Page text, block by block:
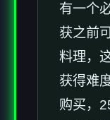
有一个
获之前
料理，
获得难
购买，